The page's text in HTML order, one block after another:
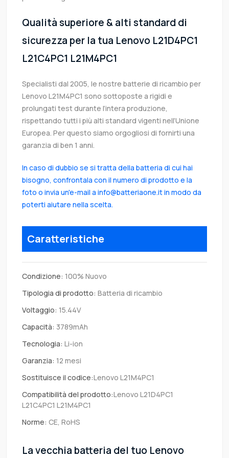
Qualità superiore & alti standard di
sicurezza per la tua Lenovo L21D4PC1
L21C4PC1 L21M4PC1
Specialisti dal 2005, le nostre batterie di ricambio per
Lenovo L21M4PC1 sono sottoposte a rigidi e
prolungati test durante l’intera produzione,
rispettando tutti i più alti standard vigenti nell’Unione
Europea. Per questo siamo orgogliosi di fornirti una
garanzia di ben 1 anni.
In caso di dubbio se si tratta della batteria di cui hai
bisogno, confrontala con il numero di prodotto e la
foto o invia un'e-mail a info@batteriaone.it in modo da
poterti aiutare nella scelta.
Caratteristiche
Condizione: 100% Nuovo
Tipologia di prodotto: Batteria di ricambio
Voltaggio: 15.44V
Capacità: 3789mAh
Tecnologia: Li-ion
Garanzia: 12 mesi
Sostituisce il codice:Lenovo L21M4PC1
Compatibilità del prodotto:Lenovo L21D4PC1
L21C4PC1 L21M4PC1
Norme: CE, RoHS
La vecchia batteria del tuo Lenovo